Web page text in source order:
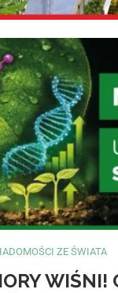
ZE ŚWIATA
WIŚNI!